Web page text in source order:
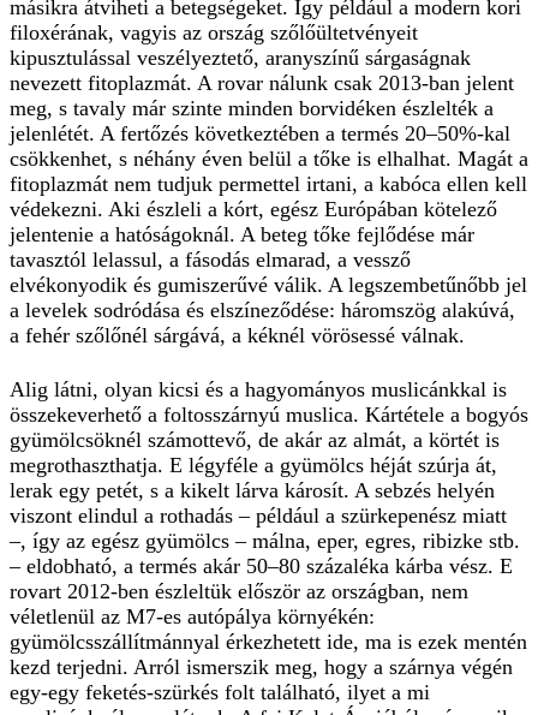
másikra átviheti a betegségeket. Így például a modern kori
filoxérának, vagyis az ország szőlőültetvényeit
kipusztulással veszélyeztető, aranyszínű sárgaságnak
nevezett fitoplazmát. A rovar nálunk csak 2013-ban jelent
meg, s tavaly már szinte minden borvidéken észlelték a
jelenlétét. A fertőzés következtében a termés 20–50%-kal
csökkenhet, s néhány éven belül a tőke is elhalhat. Magát a
fitoplazmát nem tudjuk permettel irtani, a kabóca ellen kell
védekezni. Aki észleli a kórt, egész Európában kötelező
jelentenie a hatóságoknál. A beteg tőke fejlődése már
tavasztól lelassul, a fásodás elmarad, a vessző
elvékonyodik és gumiszerűvé válik. A legszembetűnőbb jel
a levelek sodródása és elszíneződése: háromszög alakúvá,
a fehér szőlőnél sárgává, a kéknél vörösessé válnak.
Alig látni, olyan kicsi és a hagyományos muslicánkkal is
összekeverhető a foltosszárnyú muslica. Kártétele a bogyós
gyümölcsöknél számottevő, de akár az almát, a körtét is
megrothaszthatja. E légyféle a gyümölcs héját szúrja át,
lerak egy petét, s a kikelt lárva károsít. A sebzés helyén
viszont elindul a rothadás – például a szürkepenész miatt
–, így az egész gyümölcs – málna, eper, egres, ribizke stb.
– eldobható, a termés akár 50–80 százaléka kárba vész. E
rovart 2012-ben észleltük először az országban, nem
véletlenül az M7-es autópálya környékén:
gyümölcsszállítmánnyal érkezhetett ide, ma is ezek mentén
kezd terjedni. Arról ismerszik meg, hogy a szárnya végén
egy-egy feketés-szürkés folt található, ilyet a mi